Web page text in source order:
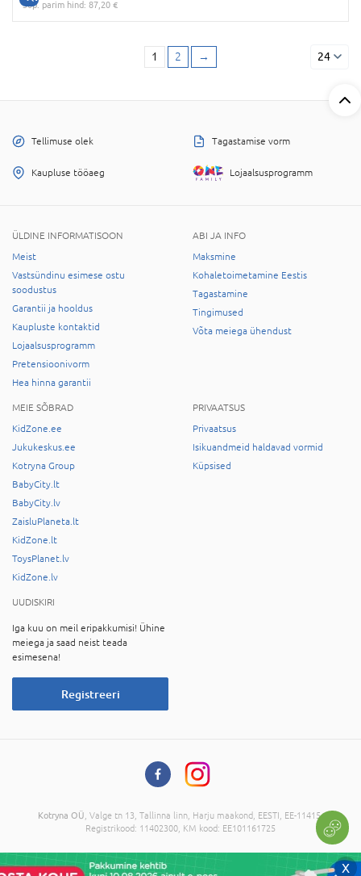
30p. parim hind: 87,20 €
1 2 → 24
X
Tellimuse olek Tagastamise vorm
Kaupluse tööaeg Lojaalsusprogramm
ÜLDINE INFORMATISOON
Meist
Vastsündinu esimese ostu
soodustus
Garantii ja hooldus
Kaupluste kontaktid
Lojaalsusprogramm
Pretensioonivorm
Hea hinna garantii
ABI JA INFO
Maksmine
Kohaletoimetamine Eestis
Tagastamine
Tingimused
Võta meiega ühendust
MEIE SÕBRAD
KidZone.ee
Jukukeskus.ee
Kotryna Group
BabyCity.lt
BabyCity.lv
ZaisluPlaneta.lt
KidZone.lt
ToysPlanet.lv
KidZone.lv
PRIVAATSUS
Privaatsus
Isikuandmeid haldavad vormid
Küpsised
UUDISKIRI
Iga kuu on meil eripakkumisi! Ühine
meiega ja saad neist teada
esimesena!
Registreeri
Kotryna OÜ , Valge tn 13, Tallinna linn, Harju maakond, EESTI, EE-11415,
Registrikood: 11402300, KM kood: EE101161725
© 2026 Kõik õigused on reserveeritud. Informatsiooni kopeerimine ilma
administratsiooni nõusolekuta on keelatud